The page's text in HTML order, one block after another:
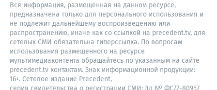
Вся информация, размещенная на данном ресурсе,
предназначена только для персонального использования и
не подлежит дальнейшему воспроизведению или
распространению, иначе как со ссылкой на precedent.tv, для
сетевых СМИ обязательна гиперссылка. По вопросам
использования размещенного на ресурсе
мультимедиаконтента обращайтесь по указанным на сайте
precedent.tv контактам. Знак информационной продукции:
16+. Сетевое издание Precedent,
серия свидетельства о регистрации СМИ: Эл № ФС77-80957